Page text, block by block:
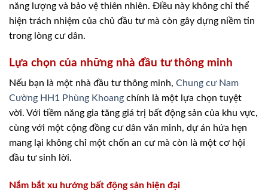
năng lượng và bảo vệ thiên nhiên. Điều này không chỉ thể
hiện trách nhiệm của chủ đầu tư mà còn gây dựng niềm tin
trong lòng cư dân.
Lựa chọn của những nhà đầu tư thông minh
Nếu bạn là một nhà đầu tư thông minh, Chung cư Nam
Cường HH1 Phùng Khoang chính là một lựa chọn tuyệt
vời. Với tiềm năng gia tăng giá trị bất động sản của khu vực,
cùng với một cộng đồng cư dân văn minh, dự án hứa hẹn
mang lại không chỉ một chốn an cư mà còn là một cơ hội
đầu tư sinh lời.
Nắm bắt xu hướng bất động sản hiện đại